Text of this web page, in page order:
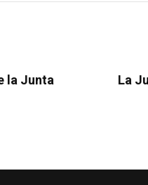
la Junta
La